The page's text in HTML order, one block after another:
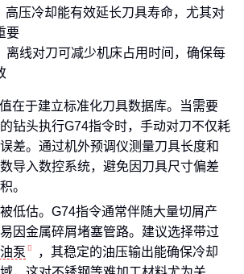
高压冷却能有效延长刀具寿命，尤其对
要
离线对刀可减少机床占用时间，确保每
在于建立标准化刀具数据库。当需要
钻头执行G74指令时，手动对刀不仅耗
差。通过机外预调仪测量刀具长度和
导入数控系统，避免因刀具尺寸偏差
。
低估。G74指令通常伴随大量切屑产
因金属碎屑堵塞管路。建议选择带过
泵
，其稳定的油压输出能确保冷却